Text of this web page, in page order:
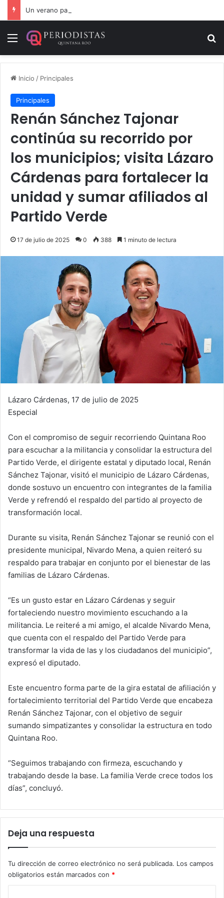
Menú
Inicio / Principales
Principales
Renán Sánchez Tajonar
continúa su recorrido por
los municipios; visita Lázaro
Cárdenas para fortalecer la
unidad y sumar afiliados al
Partido Verde
17 de julio de 2025 0 388 1 minuto de lectura
Lázaro Cárdenas, 17 de julio de 2025
Especial
Con el compromiso de seguir recorriendo Quintana Roo
para escuchar a la militancia y consolidar la estructura del
Partido Verde, el dirigente estatal y diputado local, Renán
Sánchez Tajonar, visitó el municipio de Lázaro Cárdenas,
donde sostuvo un encuentro con integrantes de la familia
Verde y refrendó el respaldo del partido al proyecto de
transformación local.
Durante su visita, Renán Sánchez Tajonar se reunió con el
presidente municipal, Nivardo Mena, a quien reiteró su
respaldo para trabajar en conjunto por el bienestar de las
familias de Lázaro Cárdenas.
“Es un gusto estar en Lázaro Cárdenas y seguir
fortaleciendo nuestro movimiento escuchando a la
militancia. Le reiteré a mi amigo, el alcalde Nivardo Mena,
que cuenta con el respaldo del Partido Verde para
transformar la vida de las y los ciudadanos del municipio”,
expresó el diputado.
Este encuentro forma parte de la gira estatal de afiliación y
fortalecimiento territorial del Partido Verde que encabeza
Renán Sánchez Tajonar, con el objetivo de seguir
sumando simpatizantes y consolidar la estructura en todo
Quintana Roo.
“Seguimos trabajando con firmeza, escuchando y
trabajando desde la base. La familia Verde crece todos los
días”, concluyó.
Deja una respuesta
Tu dirección de correo electrónico no será publicada. Los campos
obligatorios están marcados con *